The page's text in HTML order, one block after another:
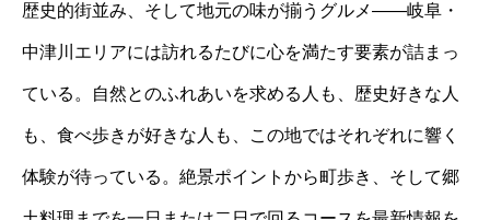
歴史的街並み、そして地元の味が揃うグルメ――岐阜・
中津川エリアには訪れるたびに心を満たす要素が詰まっ
ている。自然とのふれあいを求める人も、歴史好きな人
も、食べ歩きが好きな人も、この地ではそれぞれに響く
体験が待っている。絶景ポイントから町歩き、そして郷